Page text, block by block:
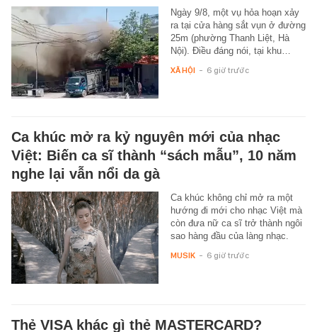
Ngày 9/8, một vụ hỏa hoạn xảy
ra tại cửa hàng sắt vụn ở đường
25m (phường Thanh Liệt, Hà
Nội). Điều đáng nói, tại khu…
XÃ HỘI - 6 giờ trước
Ca khúc mở ra kỷ nguyên mới của nhạc
Việt: Biến ca sĩ thành “sách mẫu”, 10 năm
nghe lại vẫn nổi da gà
Ca khúc không chỉ mở ra một
hướng đi mới cho nhạc Việt mà
còn đưa nữ ca sĩ trở thành ngôi
sao hàng đầu của làng nhạc.
MUSIK - 6 giờ trước
Thẻ VISA khác gì thẻ MASTERCARD?